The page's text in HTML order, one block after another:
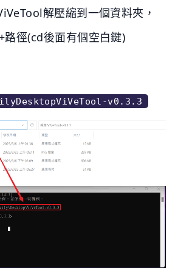
解壓縮到一個資料夾，
徑(cd後面有個空白鍵)
v0.3.3